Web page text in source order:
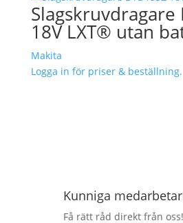
Slagskruvdragare
18V LXT® utan
Makita
Logga in för priser & beställning.
Kunniga
Få rätt råd direkt från oss!